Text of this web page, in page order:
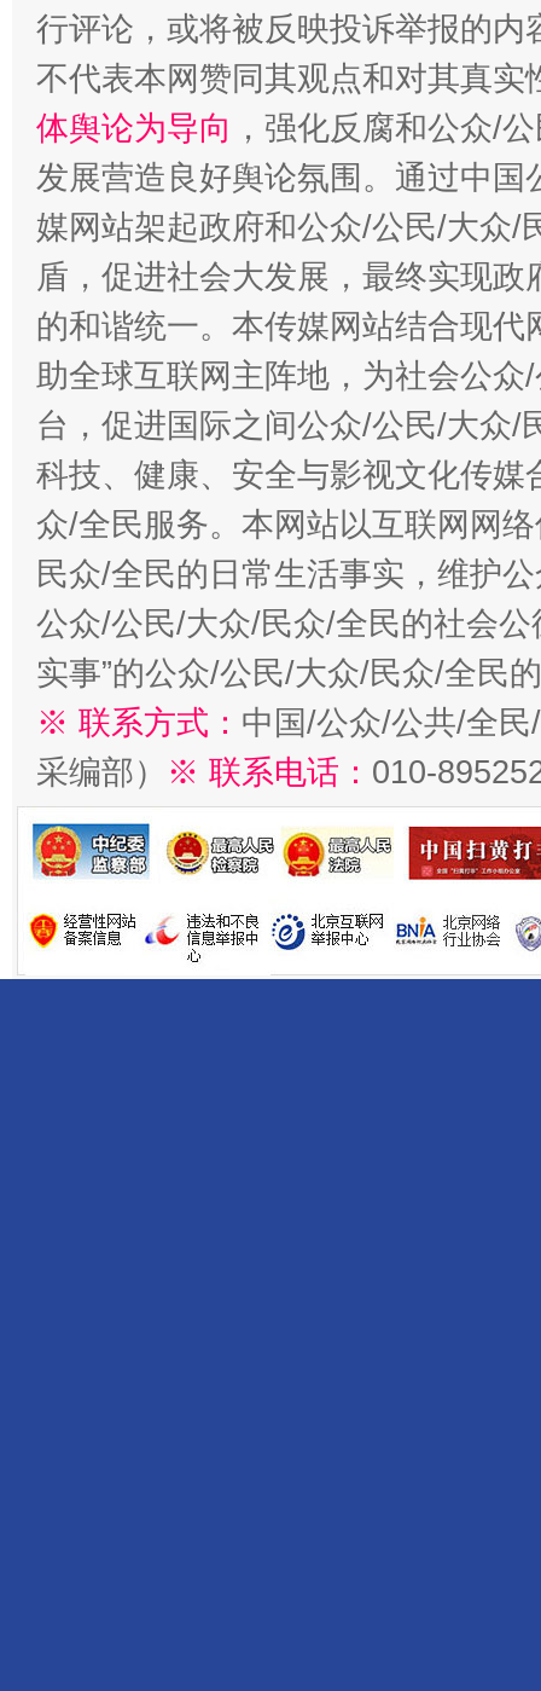
行评论，或将被反映投诉举报的
不代表本网赞同其观点和对其真实
体舆论为导向 ，强化反腐和公众/
发展营造良好舆论氛围。通过中
媒网站架起政府和公众/公民/大众/
盾，促进社会大发展，最终实现
的和谐统一。本传媒网站结合现
助全球互联网主阵地，为社会公
台，促进国际之间公众/公民/大众/
科技、健康、安全与影视文化传
众/全民服务。本网站以互联网网
民众/全民的日常生活事实，维护
公众/公民/大众/民众/全民的社会公
实事”的公众/公民/大众/民众/全民
※ 联系方式： 中国/公众/公共/全
采编部） ※ 联系电话： 010-